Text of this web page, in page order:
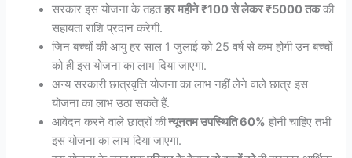
सरकार इस योजना के तहतहर महीने ₹100 से लेकर ₹5000 तककी
सहायता राशि प्रदान करेगी.
जिन बच्चों की आयु हर साल 1 जुलाई को 25 वर्ष से कम होगी उन बच्चों
को ही इस योजना का लाभ दिया जाएगा.
अन्य सरकारी छात्रवृत्ति योजना का लाभ नहीं लेने वाले छात्र इस
योजना का लाभ उठा सकते हैं.
आवेदन करने वाले छात्रों कीन्यूनतम उपस्थिति 60% होनी चाहिए तभी
इस योजना का लाभ दिया जाएगा.